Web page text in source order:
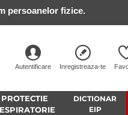
persoanelor fizice.
Autentificare Inregistreaza-te
PROTECTIE
DICTIONAR
EIP